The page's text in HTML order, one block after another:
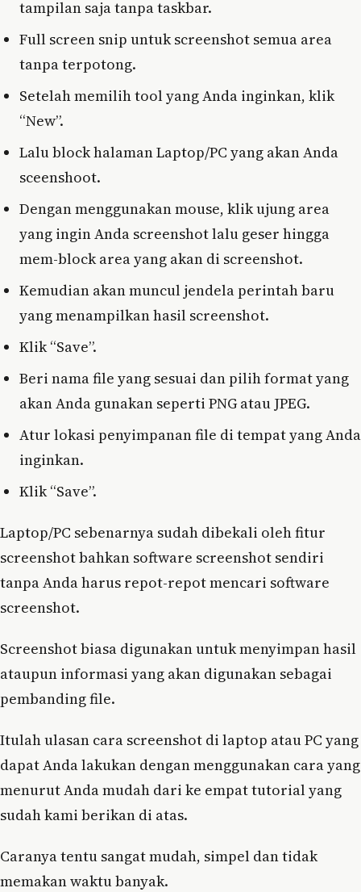
tampilan saja tanpa taskbar.
Full screen snip untuk screenshot semua area
tanpa terpotong.
Setelah memilih tool yang Anda inginkan, klik
“New”.
Lalu block halaman Laptop/PC yang akan Anda
sceenshoot.
Dengan menggunakan mouse, klik ujung area
yang ingin Anda screenshot lalu geser hingga
mem-block area yang akan di screenshot.
Kemudian akan muncul jendela perintah baru
yang menampilkan hasil screenshot.
Klik “Save”.
Beri nama file yang sesuai dan pilih format yang
akan Anda gunakan seperti PNG atau JPEG.
Atur lokasi penyimpanan file di tempat yang Anda
inginkan.
Klik “Save”.
Laptop/PC sebenarnya sudah dibekali oleh fitur
screenshot bahkan software screenshot sendiri
tanpa Anda harus repot-repot mencari software
screenshot.
Screenshot biasa digunakan untuk menyimpan hasil
ataupun informasi yang akan digunakan sebagai
pembanding file.
Itulah ulasan cara screenshot di laptop atau PC yang
dapat Anda lakukan dengan menggunakan cara yang
menurut Anda mudah dari ke empat tutorial yang
sudah kami berikan di atas.
Caranya tentu sangat mudah, simpel dan tidak
memakan waktu banyak.